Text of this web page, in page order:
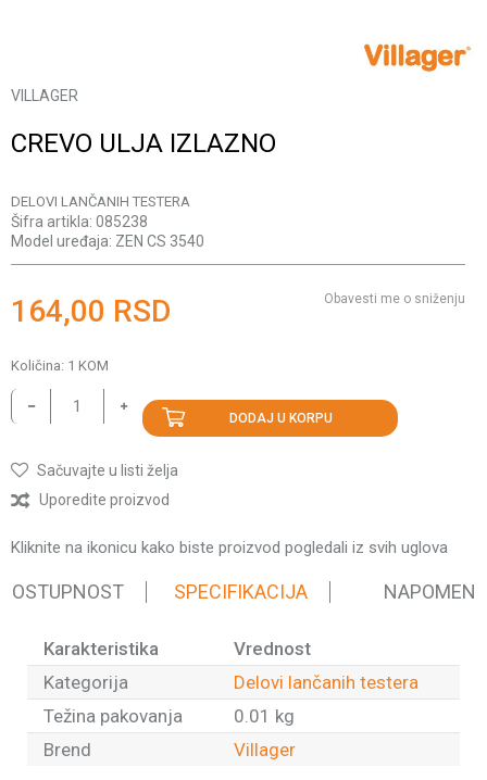
VILLAGER
CREVO ULJA IZLAZNO
DELOVI LANČANIH TESTERA
Šifra artikla: 085238
Model uređaja: ZEN CS 3540
164,00 RSD Obavesti me o sniženju
Količina: 1 KOM
DODAJ U KORPU
Sačuvajte u listi želja
Uporedite proizvod
Kliknite na ikonicu kako biste proizvod pogledali iz svih uglova
SPECIFIKACIJA NAPOMENA
Karakteristika
Vrednost
Kategorija
Delovi lančanih testera
Težina pakovanja
0.01 kg
Brend
Villager